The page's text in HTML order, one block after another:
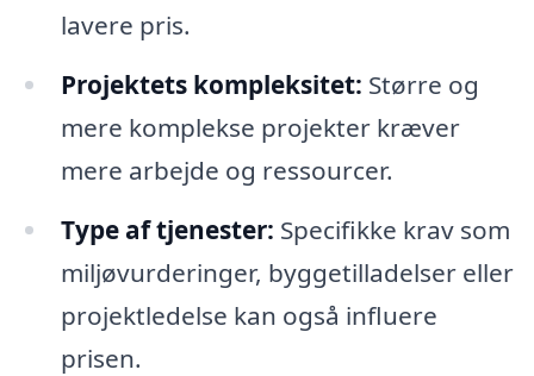
lavere pris.
Projektets kompleksitet: Større og
mere komplekse projekter kræver
mere arbejde og ressourcer.
Type af tjenester: Specifikke krav som
miljøvurderinger, byggetilladelser eller
projektledelse kan også influere
prisen.